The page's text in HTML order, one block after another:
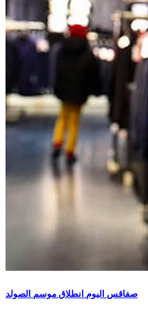
صفاقس اليوم انطلاق موسم الصولد